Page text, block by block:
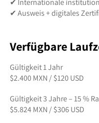
✔ Ausweis + digitales
Verfügbare
Gültigkeit 1 Jahr
$2.400 MXN / $120 USD
Gültigkeit 3 Jahre – 15 %
$5.824 MXN / $306 USD